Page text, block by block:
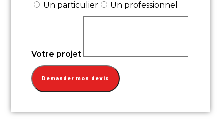
Un particulier
Un professionnel
Votre projet
Demander mon devis